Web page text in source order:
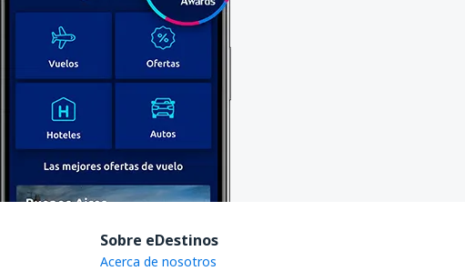
Sobre eDestinos
Acerca de nosotros